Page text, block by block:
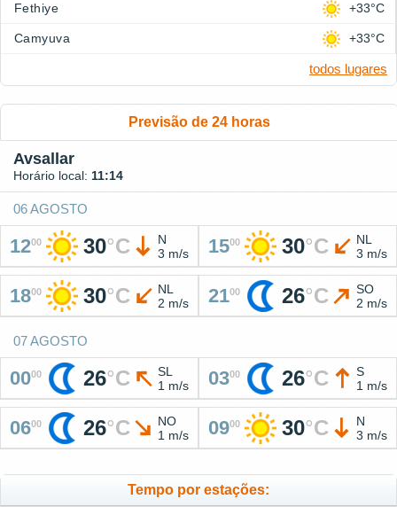
Fethiye +33°C
Camyuva +33°C
todos lugares
Previsão de 24 horas
Avsallar
Horário local: 11:14
06 AGOSTO
1200 30°C
N
3 m/s
1500 30°C
NL
3 m/s
1800 30°C
NL
2 m/s
2100 26°C
SO
2 m/s
07 AGOSTO
0000 26°C
SL
1 m/s
0300 26°C
S
1 m/s
0600 26°C
NO
1 m/s
0900 30°C
N
3 m/s
Tempo por estações: